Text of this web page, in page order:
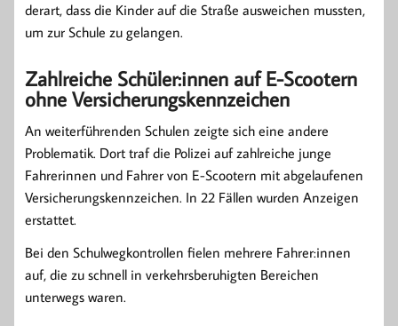
derart, dass die Kinder auf die Straße ausweichen mussten,
um zur Schule zu gelangen.
Zahlreiche Schüler:innen auf E-Scootern
ohne Versicherungskennzeichen
An weiterführenden Schulen zeigte sich eine andere
Problematik. Dort traf die Polizei auf zahlreiche junge
Fahrerinnen und Fahrer von E-Scootern mit abgelaufenen
Versicherungskennzeichen. In 22 Fällen wurden Anzeigen
erstattet.
Bei den Schulwegkontrollen fielen mehrere Fahrer:innen
auf, die zu schnell in verkehrsberuhigten Bereichen
unterwegs waren.